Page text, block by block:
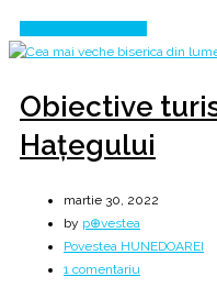
Obiective
Hațegului
martie 30, 2022
by p⊕vestea
Povestea HUNEDOAREI
1 comentariu